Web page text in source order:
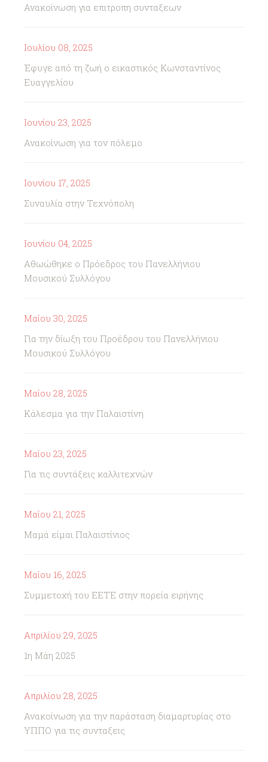
Ανακοίνωση για επιτροπη συνταξεων
Ιουλίου 08, 2025
Έφυγε από τη ζωή ο εικαστικός Κωνσταντίνος
Ευαγγελίου
Ιουνίου 23, 2025
Ανακοίνωση για τον πόλεμο
Ιουνίου 17, 2025
Συναυλία στην Τεχνόπολη
Ιουνίου 04, 2025
Αθωώθηκε ο Πρόεδρος του Πανελλήνιου
Μουσικού Συλλόγου
Μαΐου 30, 2025
Για την δίωξη του Προέδρου του Πανελλήνιου
Μουσικού Συλλόγου
Μαΐου 28, 2025
Κάλεσμα για την Παλαιστίνη
Μαΐου 23, 2025
Για τις συντάξεις καλλιτεχνών
Μαΐου 21, 2025
Μαμά είμαι Παλαιστίνιος
Μαΐου 16, 2025
Συμμετοχή του ΕΕΤΕ στην πορεία ειρήνης
Απριλίου 29, 2025
1η Μάη 2025
Απριλίου 28, 2025
Ανακοίνωση για την παράσταση διαμαρτυρίας στο
ΥΠΠΟ για τις συνταξεις